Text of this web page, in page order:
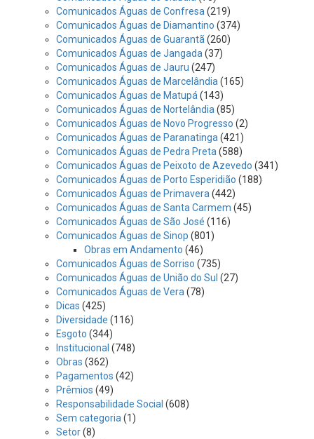
Comunicados Águas de Confresa (219)
Comunicados Águas de Diamantino (374)
Comunicados Águas de Guarantã (260)
Comunicados Águas de Jangada (37)
Comunicados Águas de Jauru (247)
Comunicados Águas de Marcelândia (165)
Comunicados Águas de Matupá (143)
Comunicados Águas de Nortelândia (85)
Comunicados Águas de Novo Progresso (2)
Comunicados Águas de Paranatinga (421)
Comunicados Águas de Pedra Preta (588)
Comunicados Águas de Peixoto de Azevedo (341)
Comunicados Águas de Porto Esperidião (188)
Comunicados Águas de Primavera (442)
Comunicados Águas de Santa Carmem (45)
Comunicados Águas de São José (116)
Comunicados Águas de Sinop (801)
Obras em Andamento (46)
Comunicados Águas de Sorriso (735)
Comunicados Águas de União do Sul (27)
Comunicados Águas de Vera (78)
Dicas (425)
Diversidade (116)
Esgoto (344)
Institucional (748)
Obras (362)
Pagamentos (42)
Prêmios (49)
Responsabilidade Social (608)
Sem categoria (1)
Setor(8)